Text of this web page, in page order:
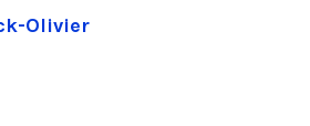
Olivier